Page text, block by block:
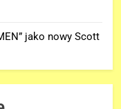
jako nowy Scott